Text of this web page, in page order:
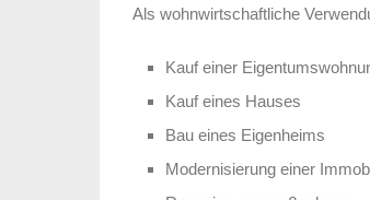
Als wohnwirtschaftliche
Kauf einer
Kauf eines Hauses
Bau eines Eigenheims
Modernisierung einer